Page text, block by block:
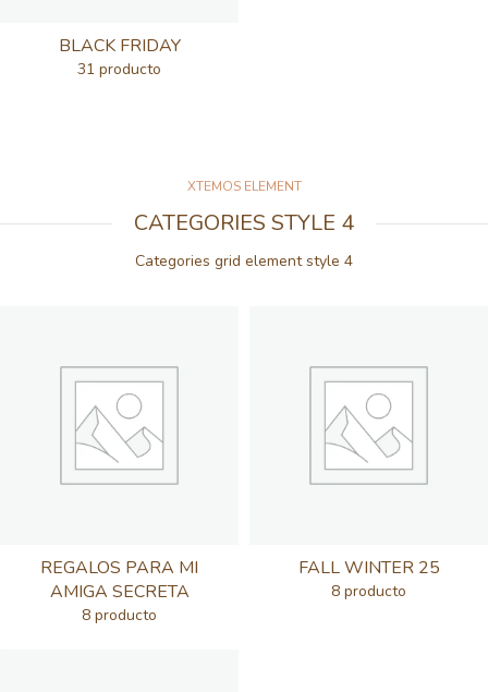
BLACK FRIDAY
31 producto
XTEMOS ELEMENT
CATEGORIES STYLE 4
Categories grid element style 4
REGALOS PARA MI
AMIGA SECRETA
8 producto
FALL WINTER 25
8 producto